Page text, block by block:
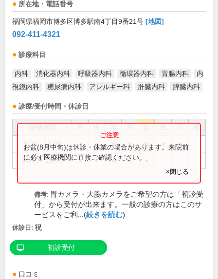
所在地・電話番号
福岡県福岡市博多区博多駅南4丁目9番21号 [地図]
092-411-4321
診療科目
内科 消化器内科 呼吸器内科 循環器内科 胃腸内科
内
視鏡内科
糖尿病内科 アレルギー科 肝臓内科 膵臓内科
診療/受付時間・休診日
祝
9:00～13:00 ● ● ● ● ● ●
14:30～18:00 ● ● ● ●
お盆(8月中旬)は休診・休業の場合があります。来院前
に必ず医療機関に直接ご確認ください。
×閉じる
備考: 胃カメラ・大腸カメラをご希望の方は「初診受
付」から受付が出来ます。一般の診療の方はこのサ
ービスをご利...(続きを読む)
休診日: 祝
初診受付
口コミ